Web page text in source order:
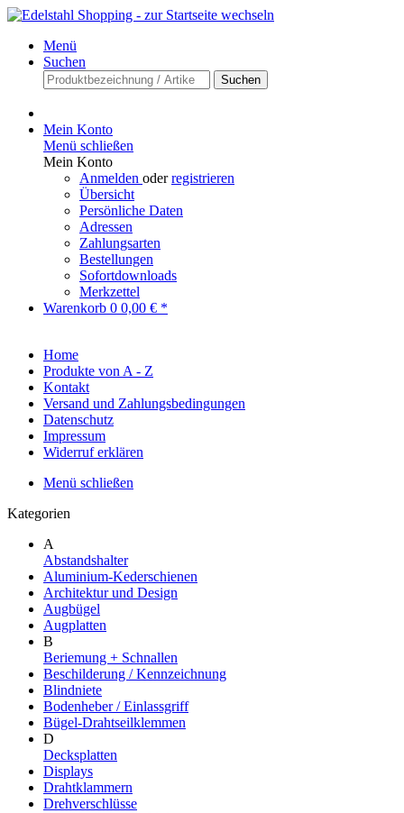
Menü
Suchen
Suchen
Mein Konto
Menü schließen
Mein Konto
Anmelden oderregistrieren
Übersicht
Persönliche Daten
Adressen
Zahlungsarten
Bestellungen
Sofortdownloads
Merkzettel
Warenkorb 0 0,00 € *
Home
Produkte von A - Z
Kontakt
Versand und Zahlungsbedingungen
Datenschutz
Impressum
Widerruf erklären
Menü schließen
Kategorien
A
Abstandshalter
Aluminium-Kederschienen
Architektur und Design
Augbügel
Augplatten
B
Beriemung + Schnallen
Beschilderung / Kennzeichnung
Blindniete
Bodenheber / Einlassgriff
Bügel-Drahtseilklemmen
D
Decksplatten
Displays
Drahtklammern
Drehverschlüsse